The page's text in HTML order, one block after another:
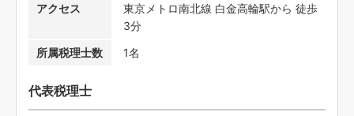
アクセス
東京メトロ南北線 白金高輪駅から 徒歩
3分
所属税理士数
1名
代表税理士